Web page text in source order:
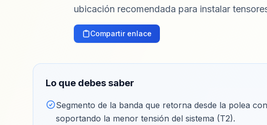
ubicación recomendada para instalar
Compartir enlace
Lo que debes saber
Segmento de la banda que retorna desde la polea
soportando la menor tensión del sistema (T2).